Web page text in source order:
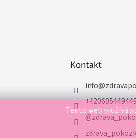
Tento web využívá
Kontakt
info@